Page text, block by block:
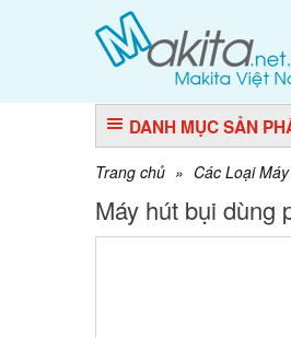
DANH MỤC SẢN
Trang chủ » Các Loại
Máy hút bụi dùng